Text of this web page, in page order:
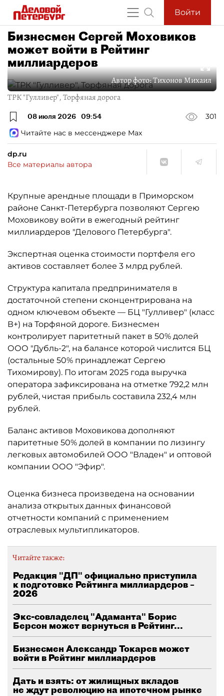
Войти
Бизнесмен Сергей Моховиков
может войти в Рейтинг
миллиардеров
Автор фото:Тихонов Михаил
ТРК "Гулливер", Торфяная дорога
08 июля 2026 09:54
301
Читайте нас в мессенджере Max
dp.ru
Все материалы автора
Крупные арендные площади в Приморском
районе Санкт-Петербурга позволяют Сергею
Моховикову войти в ежегодный рейтинг
миллиардеров "Делового Петербурга".
Экспертная оценка стоимости портфеля его
активов составляет более 3 млрд рублей.
Структура капитала предпринимателя в
достаточной степени сконцентрирована на
одном ключевом объекте — БЦ "Гулливер" (класс
В+) на Торфяной дороге. Бизнесмен
контролирует паритетный пакет в 50% долей
ООО "Дубль-2", на балансе которой числится БЦ
(остальные 50% принадлежат Сергею
Тихомирову). По итогам 2025 года выручка
оператора зафиксирована на отметке 792,2 млн
рублей, чистая прибыль составила 232,4 млн
рублей.
Баланс активов Моховикова дополняют
паритетные 50% долей в компании по лизингу
легковых автомобилей ООО "Владен" и оптовой
компании ООО "Эфир".
Оценка бизнеса произведена на основании
анализа открытых данных финансовой
отчетности компаний с применением
отраслевых мультипликаторов.
Читайте также:
Редакция "ДП" официально приступила
к подготовке Рейтинга миллиардеров –
2026
Экс-совладелец "Адаманта" Борис
Берсон может вернуться в Рейтинг...
Бизнесмен Александр Токарев может
войти в Рейтинг миллиардеров
Дать и взять: от жилищных вкладов
не ждут революцию на ипотечном рынке